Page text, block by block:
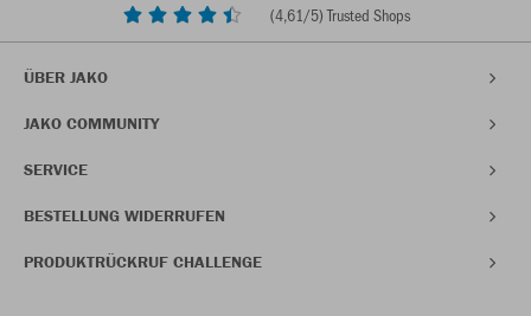
(4,61/5) Trusted Shops
ÜBER JAKO
JAKO COMMUNITY
SERVICE
BESTELLUNG WIDERRUFEN
PRODUKTRÜCKRUF CHALLENGE